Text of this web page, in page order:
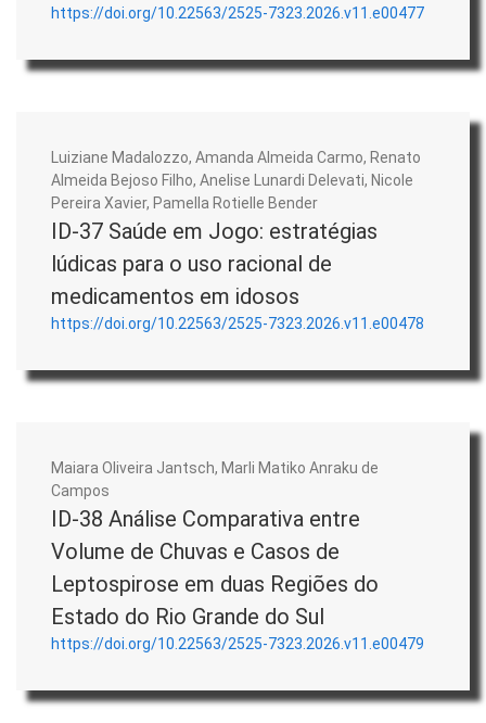
https://doi.org/10.22563/2525-7323.2026.v11.e00477
Luiziane Madalozzo, Amanda Almeida Carmo, Renato
Almeida Bejoso Filho, Anelise Lunardi Delevati, Nicole
Pereira Xavier, Pamella Rotielle Bender
ID-37 Saúde em Jogo: estratégias
lúdicas para o uso racional de
medicamentos em idosos
https://doi.org/10.22563/2525-7323.2026.v11.e00478
Maiara Oliveira Jantsch, Marli Matiko Anraku de
Campos
ID-38 Análise Comparativa entre
Volume de Chuvas e Casos de
Leptospirose em duas Regiões do
Estado do Rio Grande do Sul
https://doi.org/10.22563/2525-7323.2026.v11.e00479